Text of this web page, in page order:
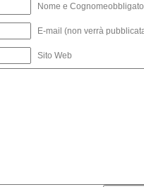
Nome e
E-mail (non verrà
Sito Web